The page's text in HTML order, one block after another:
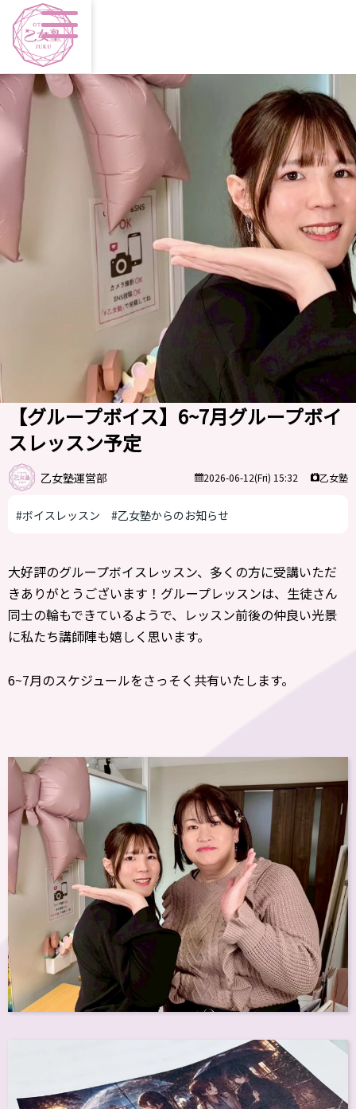
【グループボイス】6~7月グループボイ
スレッスン予定
乙女塾運営部 2026-06-12(Fri) 15:32 乙女塾
#ボイスレッスン #乙女塾からのお知らせ
大好評のグループボイスレッスン、多くの方に受講いただ
きありがとうございます！グループレッスンは、生徒さん
同士の輪もできているようで、レッスン前後の仲良い光景
に私たち講師陣も嬉しく思います。
6~7月のスケジュールをさっそく共有いたします。